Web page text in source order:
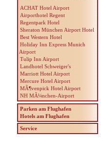
ACHAT Hotel Airport
Airporthotel Regent
Regentpark Hotel
Sheraton München Airport Hotel
Best Western Hotel
Holiday Inn Express Munich
Airport
Tulip Inn Airport
Landhotel Schweiger's
Marriott Hotel Airport
Mercure Hotel Airport
MÃ¶venpick Hotel Airport
NH MÃ¼nchen-Airport
Parken am Flughafen
Hotels am Flughafen
Service